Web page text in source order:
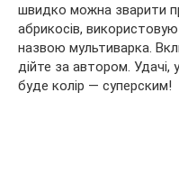
швидко можна зварити
абрикосів,
назвою мультиварка.
дійте за автором.
буде колір — суперским!